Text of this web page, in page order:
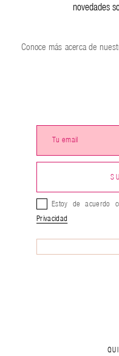
novedades
Conoce más acerca de
Estoy de acuerdo
Privacidad